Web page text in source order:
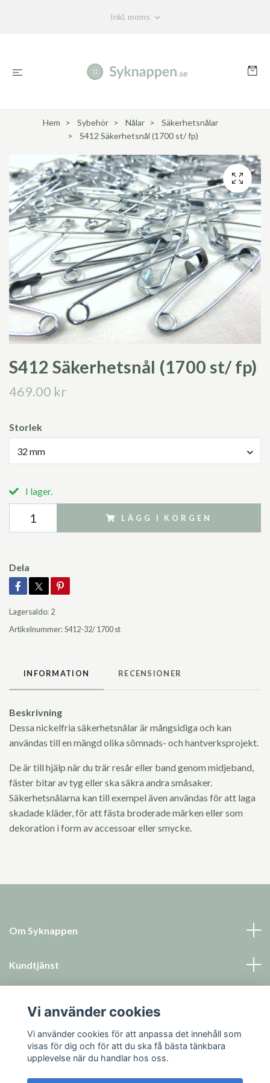
Inkl. moms
Hem Sybehör Nålar
Säkerhetsnålar
S412 Säkerhetsnål (1700 st/ fp)
S412 Säkerhetsnål (1700 st/ fp)
469.00 kr
Storlek
32 mm
I lager.
LÄGG I KORGEN
Dela
Lagersaldo: 2
Artikelnummer:S412-32/ 1700 st
INFORMATION RECENSIONER
Beskrivning
Dessa nickelfria säkerhetsnålar är mångsidiga och kan
användas till en mängd olika sömnads- och hantverksprojekt.
De är till hjälp när du trär resår eller band genom midjeband,
fäster bitar av tyg eller ska säkra andra småsaker.
Säkerhetsnålarna kan till exempel även användas för att laga
skadade kläder, för att fästa broderade märken eller som
dekoration i form av accessoar eller smycke.
Om Syknappen
Kundtjänst
Sociala medier
Vi använder cookies
Vi använder cookies för att anpassa det innehåll som
visas för dig och för att du ska få bästa tänkbara
upplevelse när du handlar hos oss.